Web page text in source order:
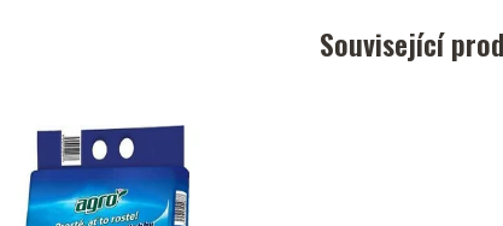
Související